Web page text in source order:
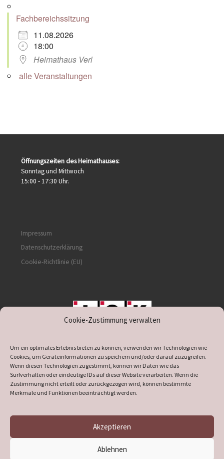
Cookie-Zustimmung verwalten
Um ein optimales Erlebnis bieten zu können, verwenden wir Technologien wie
Cookies, um Geräteinformationen zu speichern und/oder darauf zuzugreifen.
Wenn diesen Technologien zugestimmt, können wir Daten wie das
Surfverhalten oder eindeutige IDs auf dieser Website verarbeiten. Wenn die
Zustimmung nicht erteilt oder zurückgezogen wird, können bestimmte
Merkmale und Funktionen beeinträchtigt werden.
Akzeptieren
Ablehnen
Fachbereichssitzung
11.08.2026
18:00
Heimathaus Verl
alle Veranstaltungen
Öffnungszeiten des Heimathauses:
Sonntag und Mittwoch
15:00 - 17:30 Uhr.
Impressum
Datenschutzerklärung
Cookie-Richtlinie (EU)
supported by DÖ
Heimatverein Verl– Alle Rechte vorbehalten